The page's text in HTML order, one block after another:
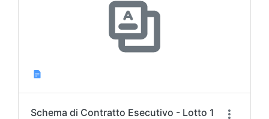
Schema di Contratto Esecutivo - Lotto 1